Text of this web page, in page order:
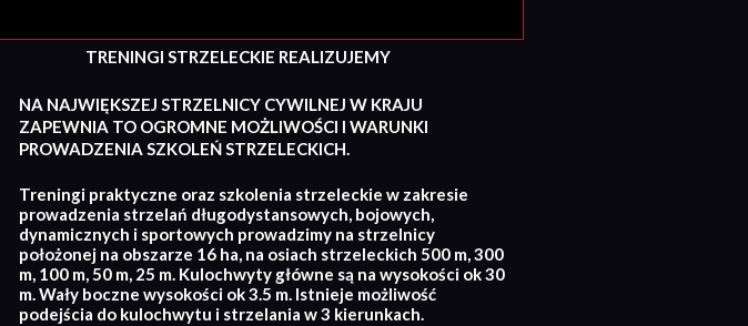
TRENINGI STRZELECKIE REALIZUJEMY
NA NAJWIĘKSZEJ STRZELNICY CYWILNEJ W KRAJU
ZAPEWNIA TO OGROMNE MOŻLIWOŚCI I WARUNKI
PROWADZENIA SZKOLEŃ STRZELECKICH.
Treningi praktyczne oraz szkolenia strzeleckie w zakresie
prowadzenia strzelań długodystansowych, bojowych,
dynamicznych i sportowych prowadzimy na strzelnicy
położonej na obszarze 16 ha, na osiach strzeleckich 500 m, 300
m, 100 m, 50 m, 25 m. Kulochwyty główne są na wysokości ok 30
m. Wały boczne wysokości ok 3.5 m. Istnieje możliwość
podejścia do kulochwytu i strzelania w 3 kierunkach.